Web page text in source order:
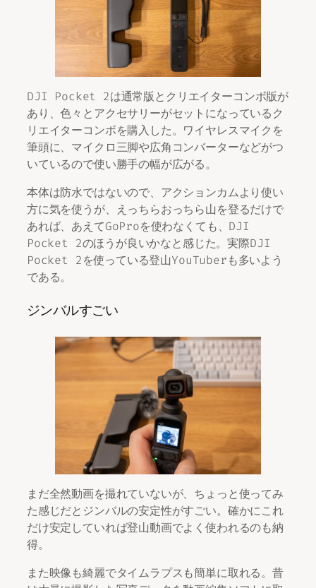
DJI Pocket 2は通常版とクリエイターコンボ版が
あり、色々とアクセサリーがセットになっているク
リエイターコンボを購入した。ワイヤレスマイクを
筆頭に、マイクロ三脚や広角コンバーターなどがつ
いているので使い勝手の幅が広がる。
本体は防水ではないので、アクションカムより使い
方に気を使うが、えっちらおっちら山を登るだけで
あれば、あえてGoProを使わなくても、DJI
Pocket 2のほうが良いかなと感じた。実際DJI
Pocket 2を使っている登山YouTuberも多いよう
である。
ジンバルすごい
まだ全然動画を撮れていないが、ちょっと使ってみ
た感じだとジンバルの安定性がすごい。確かにこれ
だけ安定していれば登山動画でよく使われるのも納
得。
また映像も綺麗でタイムラプスも簡単に取れる。昔